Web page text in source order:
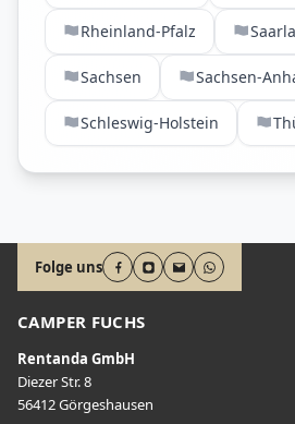
Rheinland-Pfalz
Sachsen Sachsen-
Schleswig-Holstein
Folge uns
CAMPER FUCHS
Rentanda GmbH
Diezer Str. 8
56412 Görgeshausen